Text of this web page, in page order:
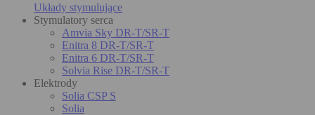
Układy stymulujące
Stymulatory serca
Amvia Sky DR-T/SR-T
Enitra 8 DR-T/SR-T
Enitra 6 DR-T/SR-T
Solvia Rise DR-T/SR-T
Elektrody
Solia CSP S
Solia